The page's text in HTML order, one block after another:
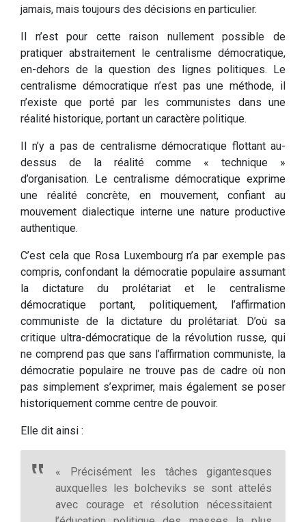
jamais, mais toujours des décisions en particulier.
Il n’est pour cette raison nullement possible de
pratiquer abstraitement le centralisme démocratique,
en-dehors de la question des lignes politiques. Le
centralisme démocratique n’est pas une méthode, il
n’existe que porté par les communistes dans une
réalité historique, portant un caractère politique.
Il n’y a pas de centralisme démocratique flottant au-
dessus de la réalité comme « technique »
d’organisation. Le centralisme démocratique exprime
une réalité concrète, en mouvement, confiant au
mouvement dialectique interne une nature productive
authentique.
C’est cela que Rosa Luxembourg n’a par exemple pas
compris, confondant la démocratie populaire assumant
la dictature du prolétariat et le centralisme
démocratique portant, politiquement, l’affirmation
communiste de la dictature du prolétariat. D’où sa
critique ultra-démocratique de la révolution russe, qui
ne comprend pas que sans l’affirmation communiste, la
démocratie populaire ne trouve pas de cadre où non
pas simplement s’exprimer, mais également se poser
historiquement comme centre de pouvoir.
Elle dit ainsi :
« Précisément les tâches gigantesques
auxquelles les bolcheviks se sont attelés
avec courage et résolution nécessitaient